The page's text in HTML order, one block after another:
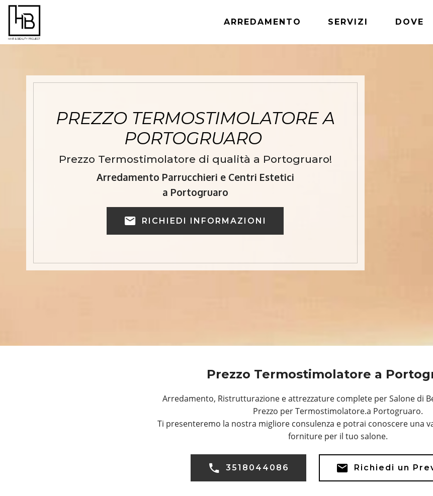
ARREDAMENTO SERVIZI DOVE
PREZZO TERMOSTIMOLATORE A
PORTOGRUARO
Prezzo Termostimolatore di qualità a Portogruaro!
Arredamento Parrucchieri e Centri Estetici
a Portogruaro
RICHIEDI INFORMAZIONI
Prezzo Termostimolatore a
Arredamento, Ristrutturazione e attrezzature complete per Salone di
Prezzo per Termostimolatore.a Portogruaro.
Ti presenteremo la nostra migliore consulenza e potrai conoscere una
forniture per il tuo salone.
3518044086 Richiedi un